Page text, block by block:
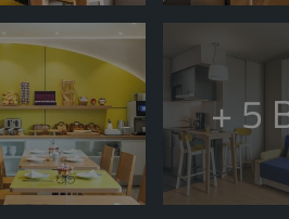
+ 5